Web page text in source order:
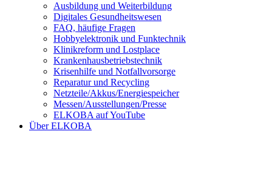
Ausbildung und Weiterbildung
Digitales Gesundheitswesen
FAQ, häufige Fragen
Hobbyelektronik und Funktechnik
Klinikreform und Lostplace
Krankenhausbetriebstechnik
Krisenhilfe und Notfallvorsorge
Reparatur und Recycling
Netzteile/Akkus/Energiespeicher
Messen/Ausstellungen/Presse
ELKOBA auf YouTube
Über ELKOBA